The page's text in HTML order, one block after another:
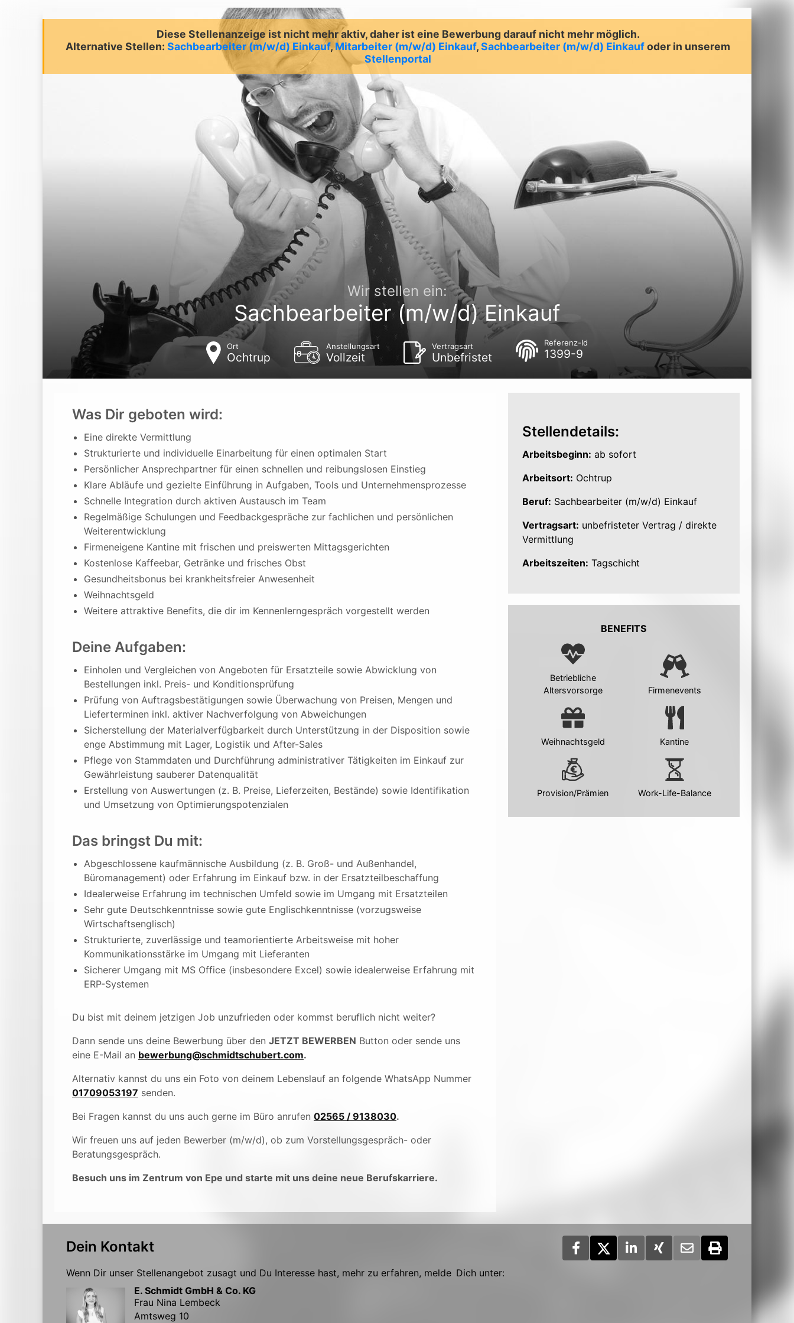
Diese Stellenanzeige ist nicht mehr aktiv, daher ist eine Bewerbung darauf nicht mehr möglich.
Alternative Stellen: Sachbearbeiter (m/w/d) Einkauf, Mitarbeiter (m/w/d) Einkauf,Sachbearbeiter (m/w/d) Einkaufoder in unserem
Stellenportal
Wir stellen ein:
Sachbearbeiter (m/w/d) Einkauf
Ort
Ochtrup
Anstellungsart
Vollzeit
Vertragsart
Unbefristet
Referenz-Id
1399-9
Was Dir geboten wird:
Eine direkte Vermittlung
Strukturierte und individuelle Einarbeitung für einen optimalen Start
Persönlicher Ansprechpartner für einen schnellen und reibungslosen Einstieg
Klare Abläufe und gezielte Einführung in Aufgaben, Tools und Unternehmensprozesse
Schnelle Integration durch aktiven Austausch im Team
Regelmäßige Schulungen und Feedbackgespräche zur fachlichen und persönlichen
Weiterentwicklung
Firmeneigene Kantine mit frischen und preiswerten Mittagsgerichten
Kostenlose Kaffeebar, Getränke und frisches Obst
Gesundheitsbonus bei krankheitsfreier Anwesenheit
Weihnachtsgeld
Weitere attraktive Benefits, die dir im Kennenlerngespräch vorgestellt werden
Deine Aufgaben:
Einholen und Vergleichen von Angeboten für Ersatzteile sowie Abwicklung von
Bestellungen inkl. Preis- und Konditionsprüfung
Prüfung von Auftragsbestätigungen sowie Überwachung von Preisen, Mengen und
Lieferterminen inkl. aktiver Nachverfolgung von Abweichungen
Sicherstellung der Materialverfügbarkeit durch Unterstützung in der Disposition sowie
enge Abstimmung mit Lager, Logistik und After-Sales
Pflege von Stammdaten und Durchführung administrativer Tätigkeiten im Einkauf zur
Gewährleistung sauberer Datenqualität
Erstellung von Auswertungen (z. B. Preise, Lieferzeiten, Bestände) sowie Identifikation
und Umsetzung von Optimierungspotenzialen
Das bringst Du mit:
Abgeschlossene kaufmännische Ausbildung (z. B. Groß- und Außenhandel,
Büromanagement) oder Erfahrung im Einkauf bzw. in der Ersatzteilbeschaffung
Idealerweise Erfahrung im technischen Umfeld sowie im Umgang mit Ersatzteilen
Sehr gute Deutschkenntnisse sowie gute Englischkenntnisse (vorzugsweise
Wirtschaftsenglisch)
Strukturierte, zuverlässige und teamorientierte Arbeitsweise mit hoher
Kommunikationsstärke im Umgang mit Lieferanten
Sicherer Umgang mit MS Office (insbesondere Excel) sowie idealerweise Erfahrung mit
ERP-Systemen
Du bist mit deinem jetzigen Job unzufrieden oder kommst beruflich nicht weiter?
Dann sende uns deine Bewerbung über den JETZT BEWERBEN Button oder sende uns
eine E-Mail an bewerbung@schmidtschubert.com.
Alternativ kannst du uns ein Foto von deinem Lebenslauf an folgende WhatsApp Nummer
01709053197 senden.
Bei Fragen kannst du uns auch gerne im Büro anrufen 02565 / 9138030.
Wir freuen uns auf jeden Bewerber (m/w/d), ob zum Vorstellungsgespräch- oder
Beratungsgespräch.
Besuch uns im Zentrum von Epe und starte mit uns deine neue Berufskarriere.
Stellendetails:
Arbeitsbeginn: ab sofort
Arbeitsort: Ochtrup
Beruf: Sachbearbeiter (m/w/d) Einkauf
Vertragsart: unbefristeter Vertrag / direkte
Vermittlung
Arbeitszeiten: Tagschicht
BENEFITS
Betriebliche
Altersvorsorge
Firmenevents
Weihnachtsgeld Kantine
Provision/Prämien Work-Life-Balance
Dein Kontakt
Wenn Dir unser Stellenangebot zusagt und Du Interesse hast, mehr zu erfahren, melde Dich unter:
E. Schmidt GmbH & Co. KG
Frau Nina Lembeck
Amtsweg 10